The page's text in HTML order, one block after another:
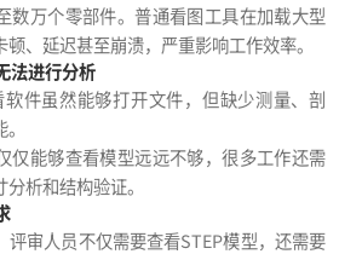
数万个零部件。普通看图工具在加载大型
、延迟甚至崩溃，严重影响工作效率。
法进行分析
件虽然能够打开文件，但缺少测量、剖
仅能够查看模型远远不够，很多工作还需
析和结构验证。
评审人员不仅需要查看STEP模型，还需要